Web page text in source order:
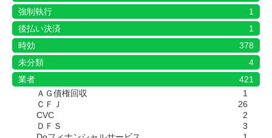
強制執行
1
後払い決済
1
時効
378
未分類
4
業者
421
ＡＧ債権回収
1
ＣＦＪ
26
CVC
2
ＤＦＳ
3